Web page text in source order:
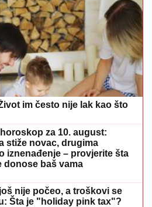
im često nije lak kao što
za 10. august:
stiže novac, drugima
iznenađenje – provjerite šta
donose baš vama
nije počeo, a troškovi se
Šta je "holiday pink tax"?